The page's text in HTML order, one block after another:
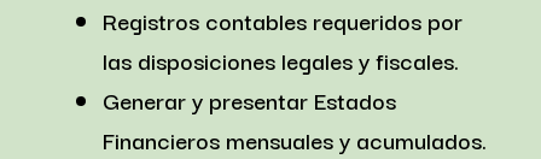
Registros contables requeridos por
las disposiciones legales y fiscales.
Generar y presentar Estados
Financieros mensuales y acumulados.